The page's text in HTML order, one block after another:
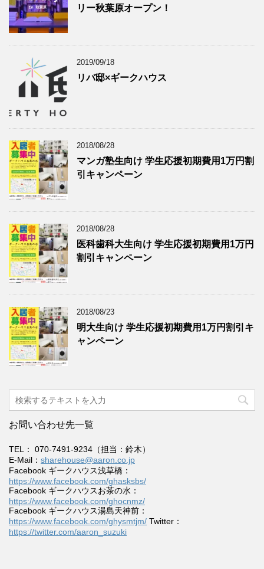
リー秋葉原オープン！
2019/09/18
リバ邸×ギークハウス
2018/08/28
マンガ塾生向け 学生応援初期費用1万円割
引キャンペーン
2018/08/28
医科歯科大生向け 学生応援初期費用1万円
割引キャンペーン
2018/08/23
明大生向け 学生応援初期費用1万円割引キ
ャンペーン
お問い合わせ先一覧
TEL： 070-7491-9234（担当：鈴木）
E-Mail： sharehouse@aaron.co.jp
Facebook ギークハウス浅草橋：
https://www.facebook.com/ghasksbs/
Facebook ギークハウスお茶の水：
https://www.facebook.com/ghocnmz/
Facebook ギークハウス湯島天神前：
https://www.facebook.com/ghysmtjm/ Twitter：
https://twitter.com/aaron_suzuki